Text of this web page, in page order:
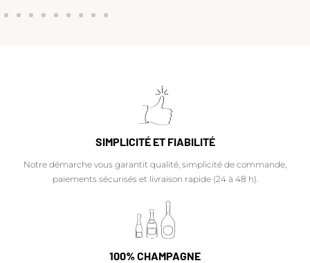
SIMPLICITÉ ET FIABILITÉ
Notre démarche vous garantit qualité, simplicité de commande,
paiements sécurisés et livraison rapide (24 à 48 h).
100% CHAMPAGNE